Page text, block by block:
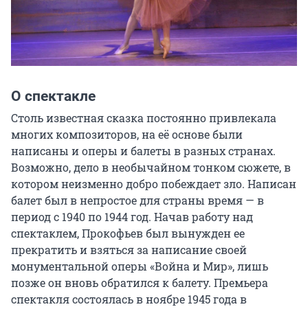
О спектакле
Столь известная сказка постоянно привлекала
многих композиторов, на её основе были
написаны и оперы и балеты в разных странах.
Возможно, дело в необычайном тонком сюжете, в
котором неизменно добро побеждает зло. Написан
балет был в непростое для страны время — в
период с 1940 по 1944 год. Начав работу над
спектаклем, Прокофьев был вынужден ее
прекратить и взяться за написание своей
монументальной оперы «Война и Мир», лишь
позже он вновь обратился к балету. Премьера
спектакля состоялась в ноябре 1945 года в